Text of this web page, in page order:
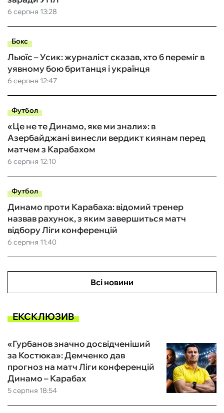
6 серпня 13:28
Бокс
6 серпня 12:47
Льюїс – Усик: журналіст сказав, хто б переміг в
уявному бою британця і українця
Футбол
6 серпня 12:10
«Це не те Динамо, яке ми знали»: в
Азербайджані винесли вердикт киянам перед
матчем з Карабахом
Футбол
6 серпня 11:40
Динамо проти Карабаха: відомий тренер
назвав рахунок, з яким завершиться матч
відбору Ліги конференцій
Всі новини
ЕКСКЛЮЗИВ
5 серпня 18:54
«Гурбанов значно досвідченіший
за Костюка»: Демченко дав
прогноз на матч Ліги конференцій
Динамо – Карабах